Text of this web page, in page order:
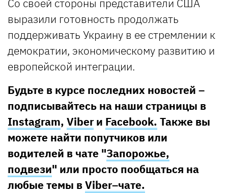
Со своей стороны представители США
выразили готовность продолжать
поддерживать Украину в ее стремлении к
демократии, экономическому развитию и
европейской интеграции.
Будьте в курсе последних новостей –
подписывайтесь на наши страницы в
Instagram, Viber и Facebook. Также вы
можете найти попутчиков или
водителей в чате "Запорожье,
подвези" или просто пообщаться на
любые темы вViber–чате.